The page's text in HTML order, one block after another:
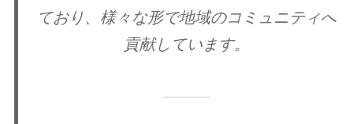
ており、様々な形で地域のコミュニティへ
貢献しています。